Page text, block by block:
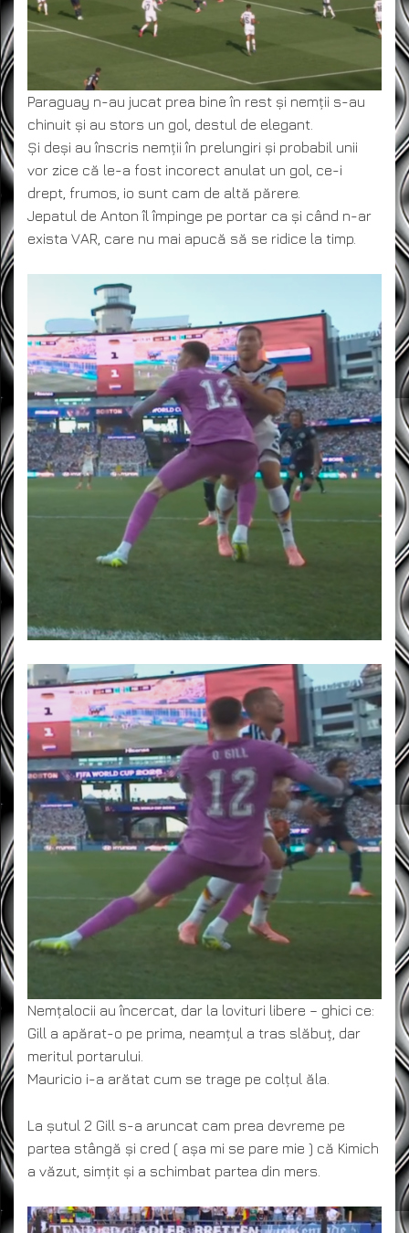
Paraguay n-au jucat prea bine în rest și nemții s-au
chinuit și au stors un gol, destul de elegant.
Și deși au înscris nemții în prelungiri și probabil unii
vor zice că le-a fost incorect anulat un gol, ce-i
drept, frumos, io sunt cam de altă părere.
Jepatul de Anton îl împinge pe portar ca și când n-ar
exista VAR, care nu mai apucă să se ridice la timp.
Nemțalocii au încercat, dar la lovituri libere – ghici ce:
Gill a apărat-o pe prima, neamțul a tras slăbuț, dar
meritul portarului.
Mauricio i-a arătat cum se trage pe colțul ăla.
La șutul 2 Gill s-a aruncat cam prea devreme pe
partea stângă și cred ( așa mi se pare mie ) că Kimich
a văzut, simțit și a schimbat partea din mers.